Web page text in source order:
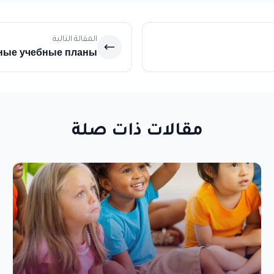
المقالة التالية
учебные планы
مقالات ذات صلة